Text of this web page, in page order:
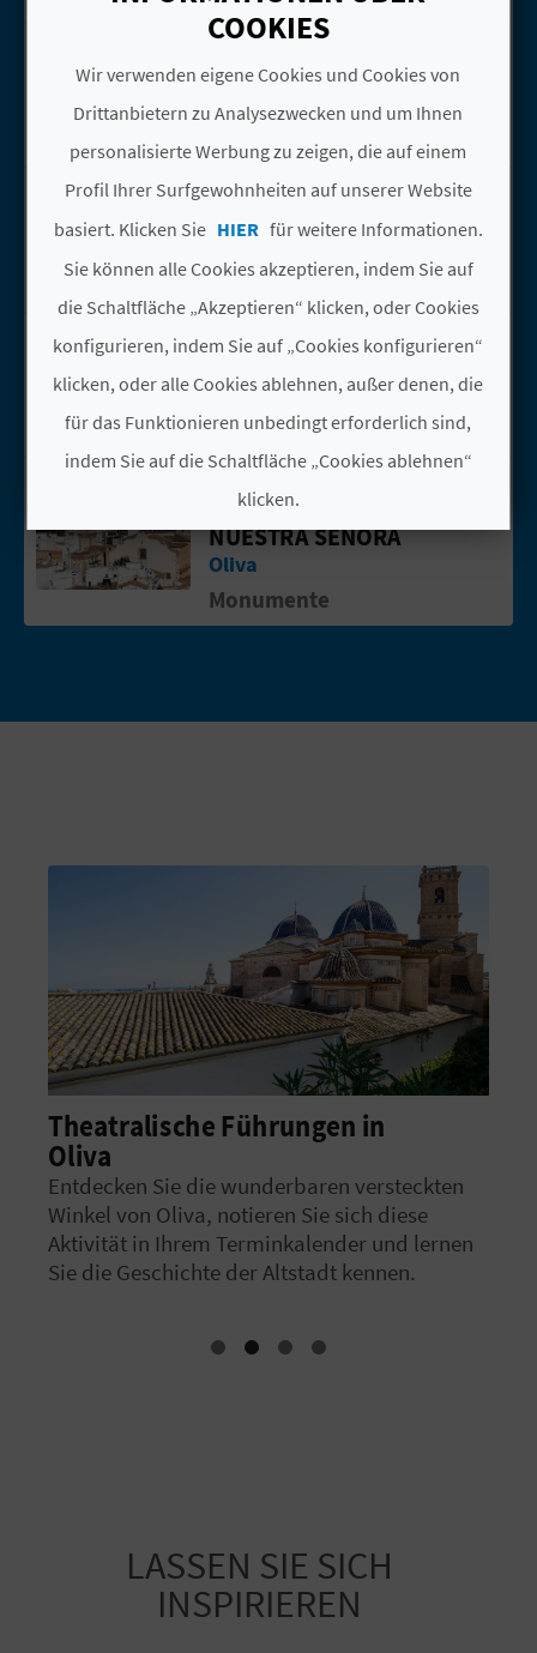
EL SEQUER
Oliva
Casas rurales
Gehen Sie auf die Seite vonFont
FONT SALADA
Oliva
Naturlandschaften
Gehen Sie auf die Seite vonIglesia
IGLESIA PARROQUIAL
DE SAN ROQUE
Oliva
Monumente
Gehen Sie auf die Seite vonIglesia
IGLESIA PARROQUIAL
DE LA ASUNCIÓN DE
NUESTRA SEÑORA
Oliva
Monumente
Theatralische Führungen in
Oliva
Entdecken Sie die wunderbaren versteckten
Winkel von Oliva, notieren Sie sich diese
Aktivität in Ihrem Terminkalender und lernen
Sie die Geschichte der Altstadt kennen.
LASSEN SIE SICH
INSPIRIEREN
COOKIES
Wir verwenden eigene Cookies und Cookies von
Drittanbietern zu Analysezwecken und um Ihnen
personalisierte Werbung zu zeigen, die auf einem
Profil Ihrer Surfgewohnheiten auf unserer Website
basiert. Klicken Sie HIER für weitere Informationen.
Sie können alle Cookies akzeptieren, indem Sie auf
die Schaltfläche „Akzeptieren“ klicken, oder Cookies
konfigurieren, indem Sie auf „Cookies konfigurieren“
klicken, oder alle Cookies ablehnen, außer denen, die
für das Funktionieren unbedingt erforderlich sind,
indem Sie auf die Schaltfläche „Cookies ablehnen“
klicken.
Cookies akzeptieren
Cookies ablehnen